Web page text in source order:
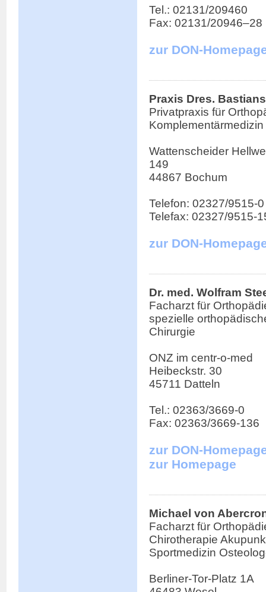
Tel.: 02131/209460
Fax: 02131/20946–28
zur DON-
Praxis Dres. Bastians
Privatpraxis für
Komplementärmedizin
Wattenscheider
149
44867 Bochum
Telefon: 02327/9515-0
Telefax: 02327/9515-
zur DON-
Dr. med. Wolfram
Facharzt für
spezielle
Chirurgie
ONZ im centr-o-med
Heibeckstr. 30
45711 Datteln
Tel.: 02363/3669-0
Fax: 02363/3669-136
zur DON-
zur Homepage
Michael von
Facharzt für
Chirotherapie
Sportmedizin
Berliner-Tor-Platz 1A